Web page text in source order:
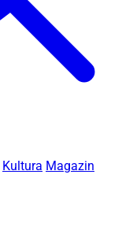
Kultura Magazin